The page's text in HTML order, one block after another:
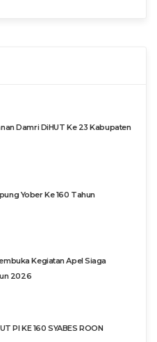
Damri DiHUT Ke 23 Kabupaten
Yober Ke 160 Tahun
Kegiatan Apel Siaga
2026
PI KE 160 SYABES ROON